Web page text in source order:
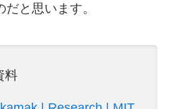
と思います。
料